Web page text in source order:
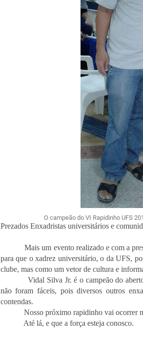
O campeão do VI Rapidinho UFS
Prezados Enxadristas universitários e
Mais um evento realizado e com a
para que o xadrez universitário, o da UFS,
clube, mas como um vetor de cultura e
Vidal Silva Jr. é o campeão do aberto,
não foram fáceis, pois diversos outros
contendas.
Nosso próximo rapidinho vai ocorrer na
Até lá, e que a força esteja conosco.